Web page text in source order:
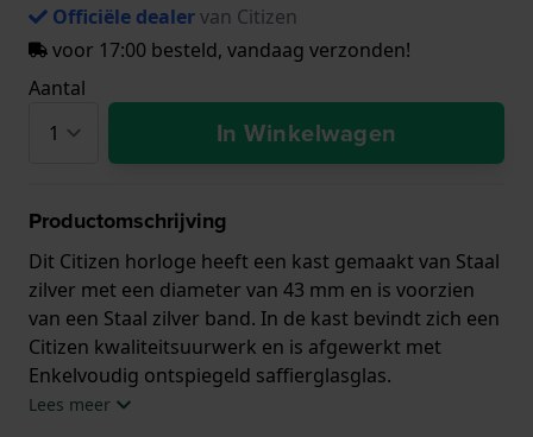
Officiële dealervan Citizen
voor 17:00 besteld, vandaag verzonden!
Aantal
In Winkelwagen
Productomschrijving
Dit Citizen horloge heeft een kast gemaakt van Staal
zilver met een diameter van 43 mm en is voorzien
van een Staal zilver band. In de kast bevindt zich een
Citizen kwaliteitsuurwerk en is afgewerkt met
Enkelvoudig ontspiegeld saffierglasglas.
Lees meer